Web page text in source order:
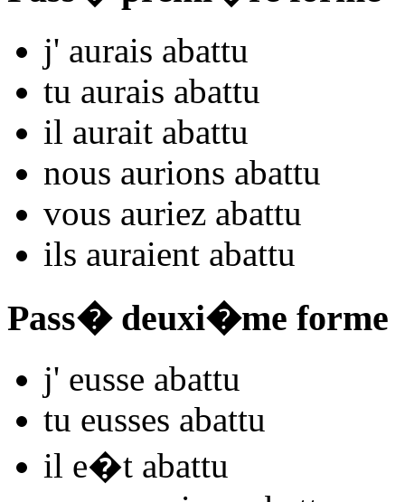
j' aurais abattu
tu aurais abattu
il aurait abattu
nous aurions abattu
vous auriez abattu
ils auraient abattu
Pass� deuxi�me forme
j' eusse abattu
tu eusses abattu
il e�t abattu